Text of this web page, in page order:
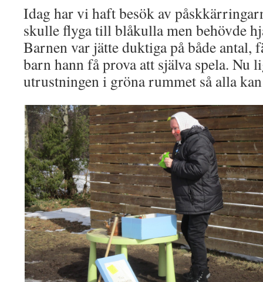
Idag har vi haft besök av
skulle flyga till blåkulla men behövde
Barnen var jätte duktiga på både antal,
barn hann få prova att själva spela. Nu
utrustningen i gröna rummet så alla